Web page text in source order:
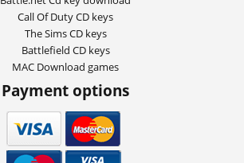
Call Of Duty CD keys
The Sims CD keys
Battlefield CD keys
MAC Download games
Payment options